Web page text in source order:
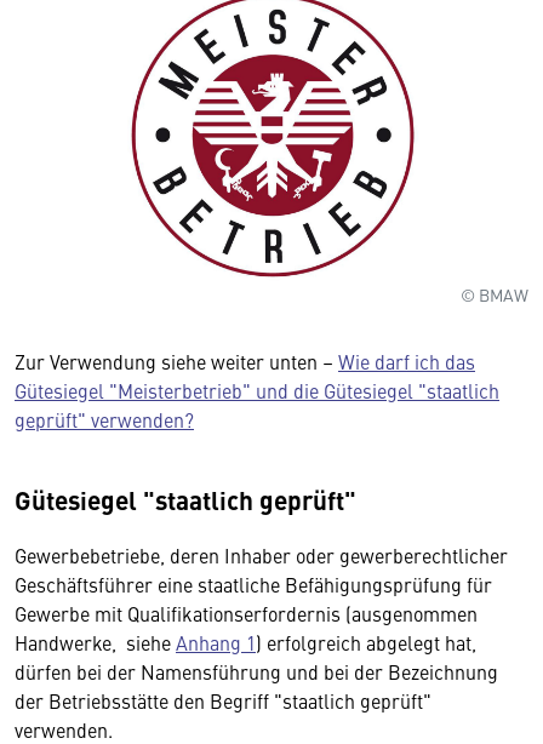
© BMAW
Zur Verwendung siehe weiter unten – Wie darf ich das
Gütesiegel "Meisterbetrieb" und die Gütesiegel "staatlich
geprüft" verwenden?
Gütesiegel "staatlich geprüft"
Gewerbebetriebe, deren Inhaber oder gewerberechtlicher
Geschäftsführer eine staatliche Befähigungsprüfung für
Gewerbe mit Qualifikationserfordernis (ausgenommen
Handwerke, sieheAnhang 1) erfolgreich abgelegt hat,
dürfen bei der Namensführung und bei der Bezeichnung
der Betriebsstätte den Begriff "staatlich geprüft"
verwenden.